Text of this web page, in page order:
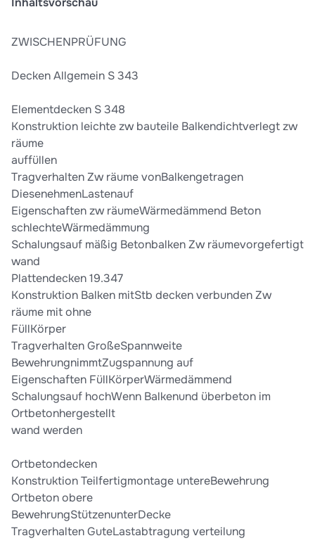
ZWISCHENPRÜFUNG
Decken Allgemein S 343
Elementdecken S 348
Konstruktion leichte zw bauteile Balkendichtverlegt zw
räume
auffüllen
Tragverhalten Zw räume vonBalkengetragen
DiesenehmenLastenauf
Eigenschaften zw räumeWärmedämmend Beton
schlechteWärmedämmung
Schalungsauf mäßig Betonbalken Zw räumevorgefertigt
wand
Plattendecken 19.347
Konstruktion Balken mitStb decken verbunden Zw
räume mit ohne
FüllKörper
Tragverhalten GroßeSpannweite
BewehrungnimmtZugspannung auf
Eigenschaften FüllKörperWärmedämmend
Schalungsauf hochWenn Balkenund überbeton im
Ortbetonhergestellt
wand werden
Ortbetondecken
Konstruktion Teilfertigmontage untereBewehrung
Ortbeton obere
BewehrungStützenunterDecke
Tragverhalten GuteLastabtragung verteilung